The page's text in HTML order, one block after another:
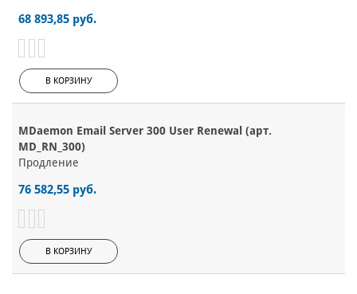
68 893,85 руб.
В КОРЗИНУ
MDaemon Email Server 300 User Renewal (арт.
MD_RN_300)
Продление
76 582,55 руб.
В КОРЗИНУ